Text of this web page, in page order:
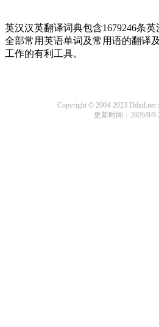
英汉汉英翻译词典包含1679246条
全部常用英语单词及常用语的翻译
工作的有利工具。
Copyright © 2004-2023 Ddxd.net
更新时间：2026/8/9